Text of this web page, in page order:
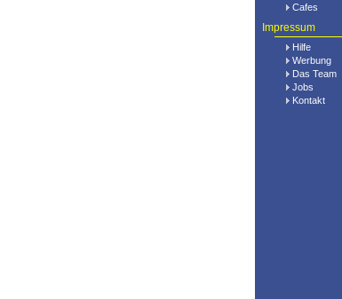
Cafes
Impressum
Hilfe
Werbung
Das Team
Jobs
Kontakt